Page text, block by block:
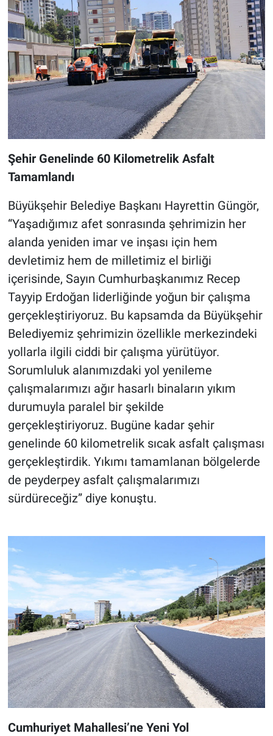
Şehir Genelinde 60 Kilometrelik Asfalt
Tamamlandı
Büyükşehir Belediye Başkanı Hayrettin Güngör,
“Yaşadığımız afet sonrasında şehrimizin her
alanda yeniden imar ve inşası için hem
devletimiz hem de milletimiz el birliği
içerisinde, Sayın Cumhurbaşkanımız Recep
Tayyip Erdoğan liderliğinde yoğun bir çalışma
gerçekleştiriyoruz. Bu kapsamda da Büyükşehir
Belediyemiz şehrimizin özellikle merkezindeki
yollarla ilgili ciddi bir çalışma yürütüyor.
Sorumluluk alanımızdaki yol yenileme
çalışmalarımızı ağır hasarlı binaların yıkım
durumuyla paralel bir şekilde
gerçekleştiriyoruz. Bugüne kadar şehir
genelinde 60 kilometrelik sıcak asfalt çalışması
gerçekleştirdik. Yıkımı tamamlanan bölgelerde
de peyderpey asfalt çalışmalarımızı
sürdüreceğiz” diye konuştu.
Cumhuriyet Mahallesi’ne Yeni Yol